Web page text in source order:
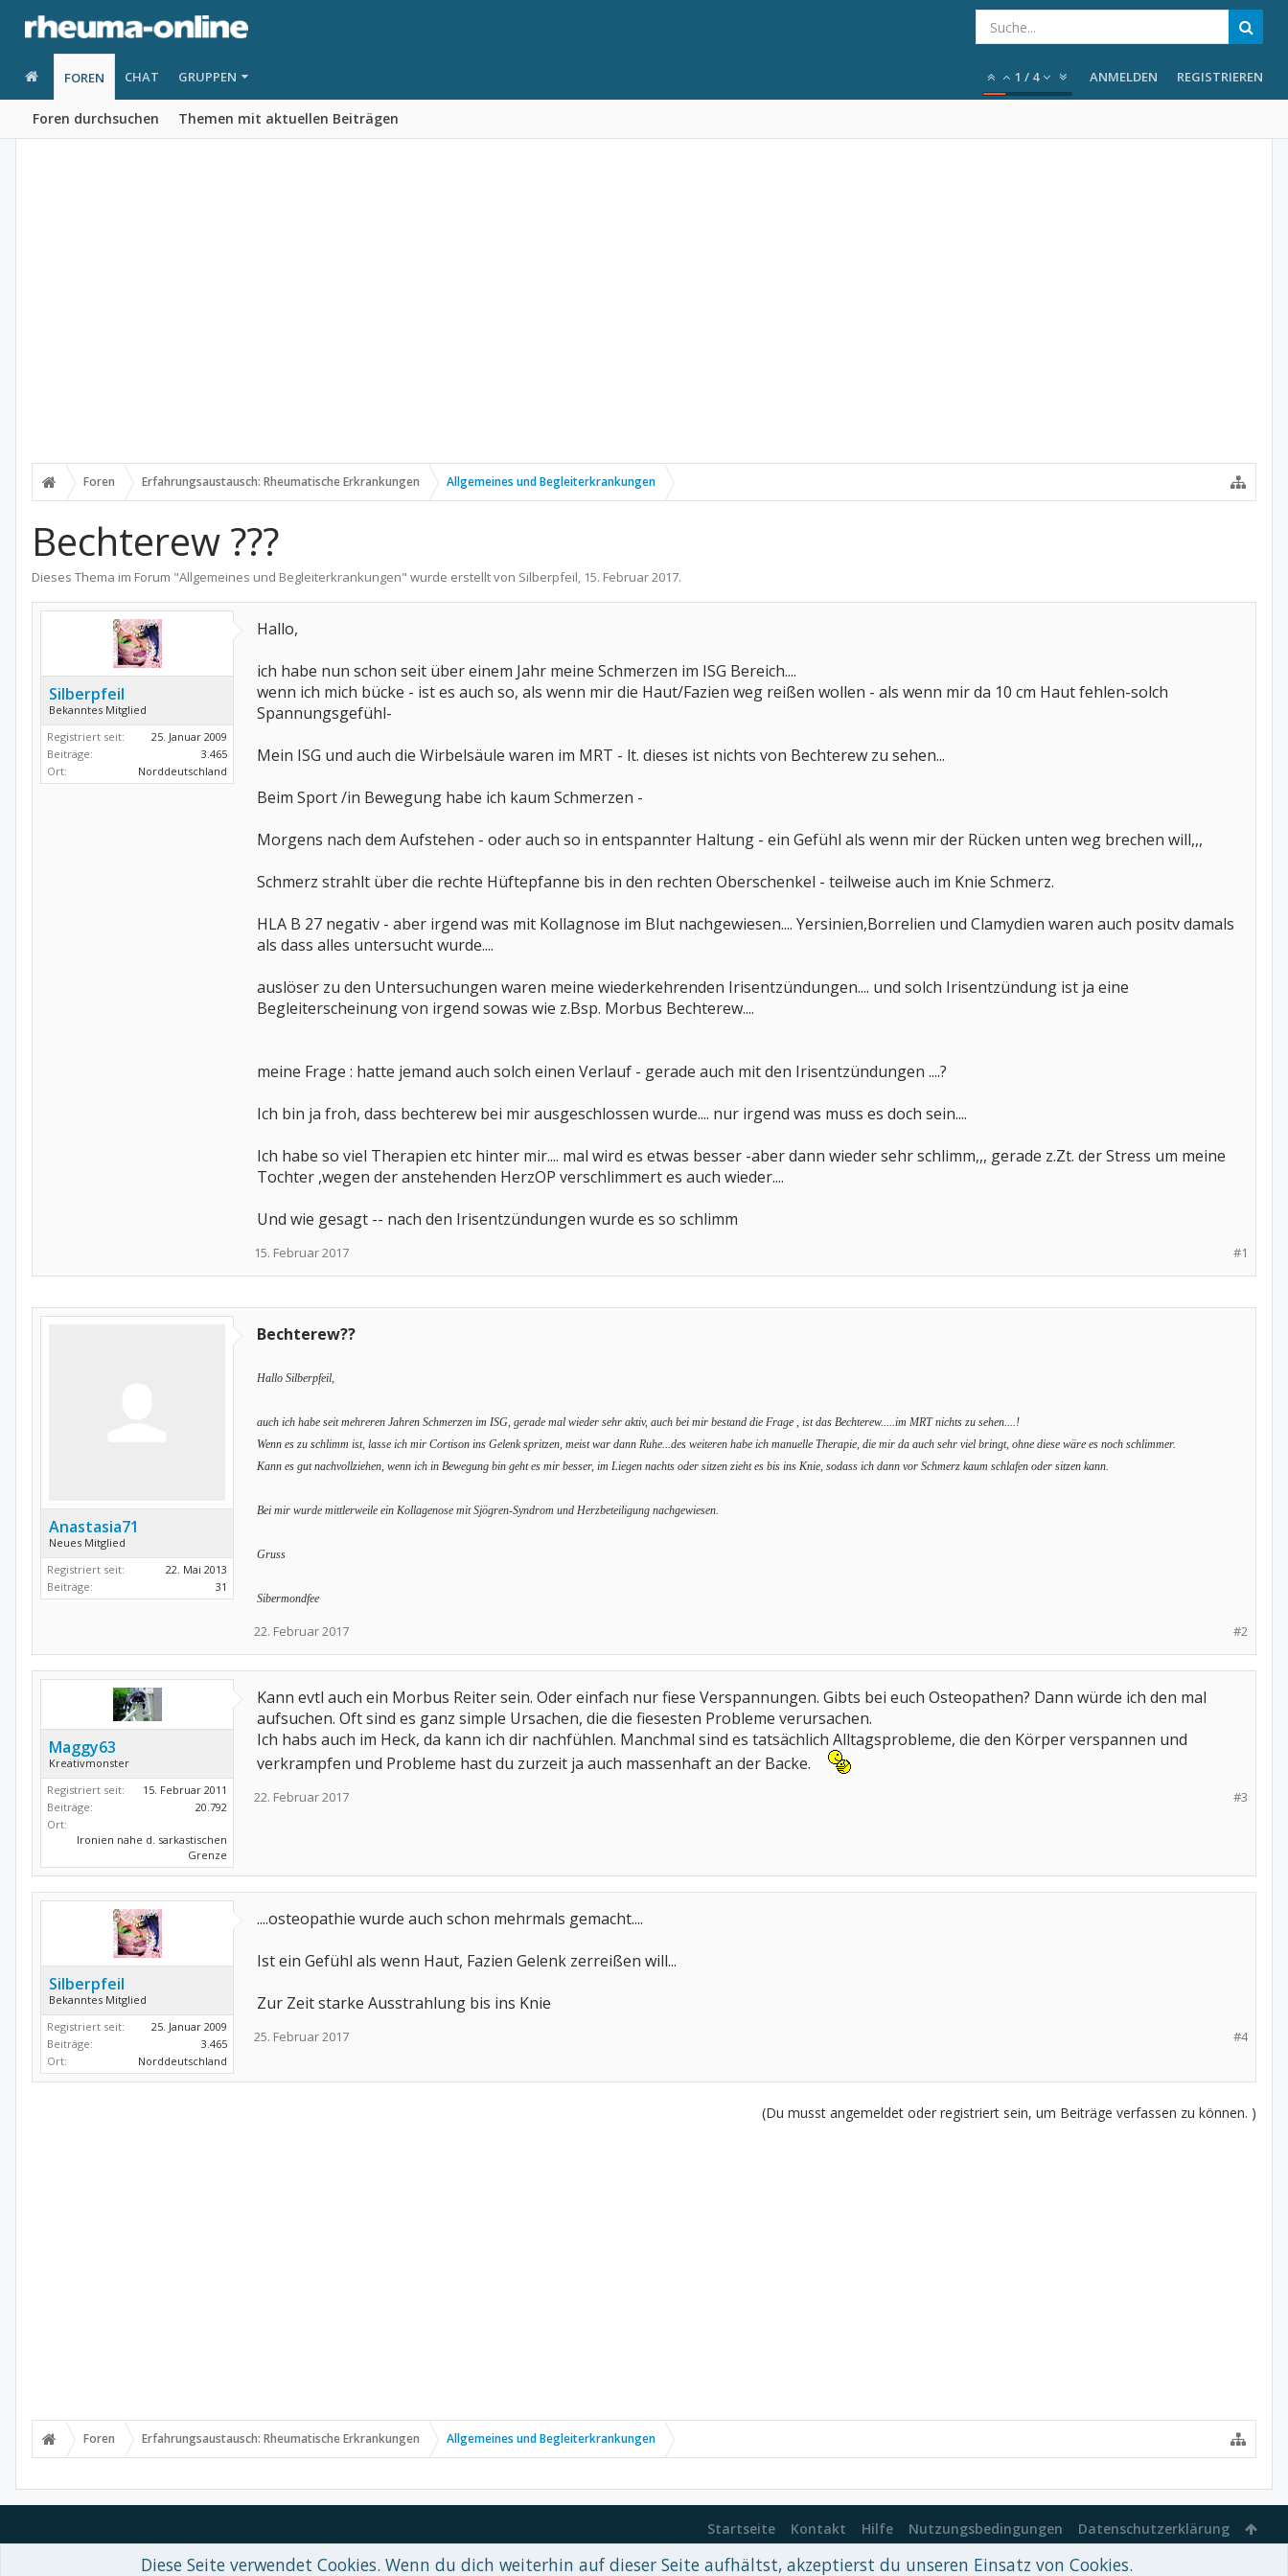
FOREN
Foren durchsuchen Themen mit aktuellen Beiträgen
CHAT GRUPPEN 1 / 4 ANMELDEN REGISTRIEREN
Foren Erfahrungsaustausch: Rheumatische Erkrankungen Allgemeines und Begleiterkrankungen
Bechterew ???
Dieses Thema im Forum "Allgemeines und Begleiterkrankungen" wurde erstellt von Silberpfeil, 15. Februar 2017.
Silberpfeil
Bekanntes Mitglied
Registriert seit:
25. Januar 2009
Beiträge:
3.465
Ort:
Norddeutschland
Hallo,
ich habe nun schon seit über einem Jahr meine Schmerzen im ISG Bereich....
wenn ich mich bücke - ist es auch so, als wenn mir die Haut/Fazien weg reißen wollen - als wenn mir da 10 cm Haut fehlen-solch
Spannungsgefühl-
Mein ISG und auch die Wirbelsäule waren im MRT - lt. dieses ist nichts von Bechterew zu sehen...
Beim Sport /in Bewegung habe ich kaum Schmerzen -
Morgens nach dem Aufstehen - oder auch so in entspannter Haltung - ein Gefühl als wenn mir der Rücken unten weg brechen will,,,
Schmerz strahlt über die rechte Hüftepfanne bis in den rechten Oberschenkel - teilweise auch im Knie Schmerz.
HLA B 27 negativ - aber irgend was mit Kollagnose im Blut nachgewiesen.... Yersinien,Borrelien und Clamydien waren auch positv damals
als dass alles untersucht wurde....
auslöser zu den Untersuchungen waren meine wiederkehrenden Irisentzündungen.... und solch Irisentzündung ist ja eine
Begleiterscheinung von irgend sowas wie z.Bsp. Morbus Bechterew....
meine Frage : hatte jemand auch solch einen Verlauf - gerade auch mit den Irisentzündungen ....?
Ich bin ja froh, dass bechterew bei mir ausgeschlossen wurde.... nur irgend was muss es doch sein....
Ich habe so viel Therapien etc hinter mir.... mal wird es etwas besser -aber dann wieder sehr schlimm,,, gerade z.Zt. der Stress um meine
Tochter ,wegen der anstehenden HerzOP verschlimmert es auch wieder....
Und wie gesagt -- nach den Irisentzündungen wurde es so schlimm
#1
15. Februar 2017
Anastasia71
Neues Mitglied
Registriert seit:
22. Mai 2013
Beiträge:
31
Bechterew??
Hallo Silberpfeil,
auch ich habe seit mehreren Jahren Schmerzen im ISG, gerade mal wieder sehr aktiv, auch bei mir bestand die Frage , ist das Bechterew.....im MRT nichts zu sehen....!
Wenn es zu schlimm ist, lasse ich mir Cortison ins Gelenk spritzen, meist war dann Ruhe...des weiteren habe ich manuelle Therapie, die mir da auch sehr viel bringt, ohne diese wäre es noch schlimmer.
Kann es gut nachvollziehen, wenn ich in Bewegung bin geht es mir besser, im Liegen nachts oder sitzen zieht es bis ins Knie, sodass ich dann vor Schmerz kaum schlafen oder sitzen kann.
Bei mir wurde mittlerweile ein Kollagenose mit Sjögren-Syndrom und Herzbeteiligung nachgewiesen.
Gruss
Sibermondfee
#2
22. Februar 2017
Maggy63
Kreativmonster
Registriert seit:
15. Februar 2011
Beiträge:
20.792
Ort:
Ironien nahe d. sarkastischen
Grenze
Kann evtl auch ein Morbus Reiter sein. Oder einfach nur fiese Verspannungen. Gibts bei euch Osteopathen? Dann würde ich den mal
aufsuchen. Oft sind es ganz simple Ursachen, die die fiesesten Probleme verursachen.
Ich habs auch im Heck, da kann ich dir nachfühlen. Manchmal sind es tatsächlich Alltagsprobleme, die den Körper verspannen und
verkrampfen und Probleme hast du zurzeit ja auch massenhaft an der Backe.
#3
22. Februar 2017
Silberpfeil
Bekanntes Mitglied
Registriert seit:
25. Januar 2009
Beiträge:
3.465
Ort:
Norddeutschland
....osteopathie wurde auch schon mehrmals gemacht....
Ist ein Gefühl als wenn Haut, Fazien Gelenk zerreißen will...
Zur Zeit starke Ausstrahlung bis ins Knie
#4
25. Februar 2017
(Du musst angemeldet oder registriert sein, um Beiträge verfassen zu können. )
Foren Erfahrungsaustausch: Rheumatische Erkrankungen Allgemeines und Begleiterkrankungen
Startseite Kontakt Hilfe Nutzungsbedingungen Datenschutzerklärung
Diese Seite verwendet Cookies. Wenn du dich weiterhin auf dieser Seite aufhältst, akzeptierst du unseren Einsatz von Cookies.